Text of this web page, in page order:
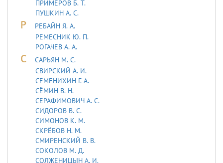
ПРИМЕРОВ Б. Т.
ПУШКИН А. С.
Р
РЕБАЙН Я. А.
РЕМЕСНИК Ю. П.
РОГАЧЕВ А. А.
С
САРЬЯH М. С.
СВИРСКИЙ А. И.
СЕМЕНИХИН Г. А.
СЁМИН В. Н.
СЕРАФИМОВИЧ А. С.
СИДОРОВ В. С.
СИМОНОВ К. М.
СКРЁБОВ Н. М.
СМИРЕНСКИЙ В. В.
СОКОЛОВ М. Д.
СОЛЖЕНИЦЫН А. И.